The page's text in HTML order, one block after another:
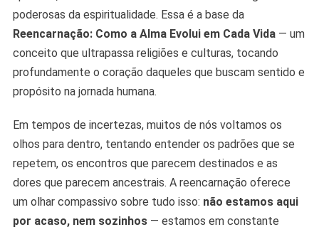
Cada
Vida
poderosas da espiritualidade. Essa é a base da
Reencarnação: Como a Alma Evolui em Cada Vida— um
conceito que ultrapassa religiões e culturas, tocando
profundamente o coração daqueles que buscam sentido e
propósito na jornada humana.
Em tempos de incertezas, muitos de nós voltamos os
olhos para dentro, tentando entender os padrões que se
repetem, os encontros que parecem destinados e as
dores que parecem ancestrais. A reencarnação oferece
um olhar compassivo sobre tudo isso: não estamos aqui
por acaso, nem sozinhos— estamos em constante